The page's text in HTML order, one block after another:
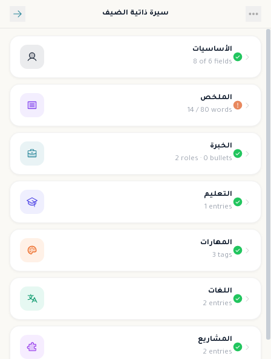
تخطي إلى المحتوى الرئيسيسيرة ذاتية الضيف
الأساسيات
8 of 6 fields
الملخص
14 / 80 words
الخبرة
2 roles · 0 bullets
التعليم
1 entries
المهارات
3 tags
اللغات
2 entries
المشاريع
2 entries